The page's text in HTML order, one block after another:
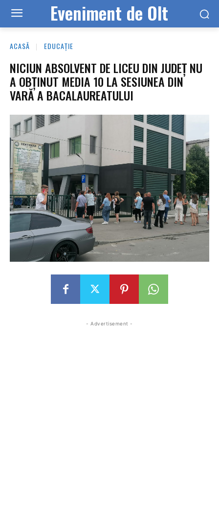
Eveniment de Olt
ACASĂ EDUCAȚIE
NICIUN ABSOLVENT DE LICEU DIN JUDEȚ NU
A OBȚINUT MEDIA 10 LA SESIUNEA DIN
VARĂ A BACALAUREATULUI
- Advertisement -